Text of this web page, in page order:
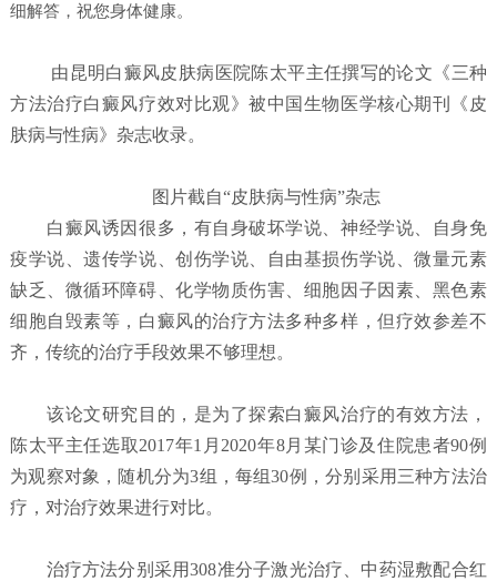
细解答，祝您身体健康。
由昆明白癜风皮肤病医院陈太平主任撰写的论文《三种
方法治疗白癜风疗效对比观》被中国生物医学核心期刊《皮
肤病与性病》杂志收录。
图片截自“皮肤病与性病”杂志
白癜风诱因很多，有自身破坏学说、神经学说、自身免
疫学说、遗传学说、创伤学说、自由基损伤学说、微量元素
缺乏、微循环障碍、化学物质伤害、细胞因子因素、黑色素
细胞自毁素等，白癜风的治疗方法多种多样，但疗效参差不
齐，传统的治疗手段效果不够理想。
该论文研究目的，是为了探索白癜风治疗的有效方法，
陈太平主任选取2017年1月2020年8月某门诊及住院患者90例
为观察对象，随机分为3组，每组30例，分别采用三种方法治
疗，对治疗效果进行对比。
治疗方法分别采用308准分子激光治疗、中药湿敷配合红